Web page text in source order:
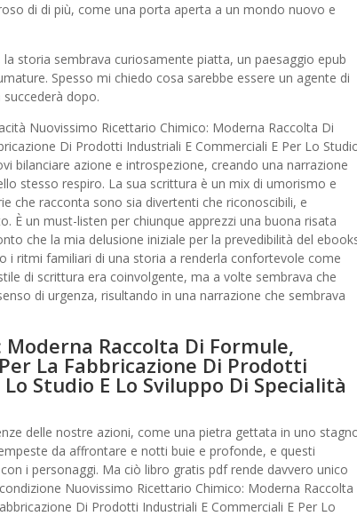
di di più, come una porta aperta a un mondo nuovo e
storia sembrava curiosamente piatta, un paesaggio epub
Spesso mi chiedo cosa sarebbe essere un agente di
dopo.
Nuovissimo Ricettario Chimico: Moderna Raccolta Di
Di Prodotti Industriali E Commerciali E Per Lo
bilanciare azione e introspezione, creando una narrazione
stesso respiro. La sua scrittura è un mix di umorismo e
che racconta sono sia divertenti che riconoscibili, e
È un must-listen per chiunque apprezzi una buona risata
che la mia delusione iniziale per la prevedibilità del
i ritmi familiari di una storia a renderla confortevole come
di scrittura era coinvolgente, ma a volte sembrava che
di urgenza, risultando in una narrazione che sembrava
Raccolta Di Formule,
La Fabbricazione Di Prodotti
Studio E Lo Sviluppo Di Specialità
delle nostre azioni, come una pietra gettata in uno
da affrontare e notti buie e profonde, e questi
i personaggi. Ma ciò libro gratis pdf rende davvero unico
Nuovissimo Ricettario Chimico: Moderna Raccolta
Di Prodotti Industriali E Commerciali E Per Lo